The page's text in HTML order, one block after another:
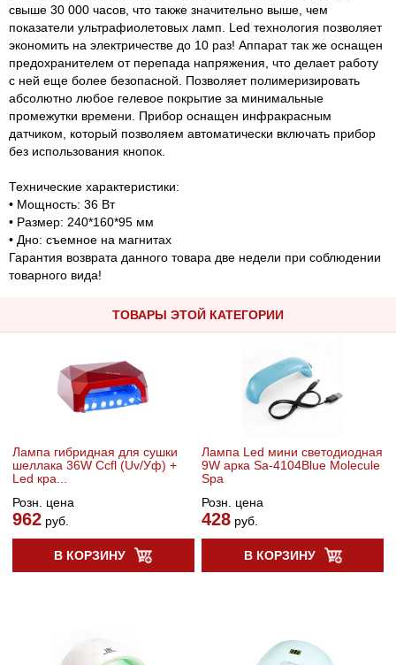
свыше 30 000 часов, что также значительно выше, чем
показатели ультрафиолетовых ламп. Led технология позволяет
экономить на электричестве до 10 раз! Аппарат так же оснащен
предохранителем от перепада напряжения, что делает работу
с ней еще более безопасной. Позволяет полимеризировать
абсолютно любое гелевое покрытие за минимальные
промежутки времени. Прибор оснащен инфракрасным
датчиком, который позволяем автоматически включать прибор
без использования кнопок.
Технические характеристики:
• Мощность: 36 Вт
• Размер: 240*160*95 мм
• Дно: съемное на магнитах
Гарантия возврата данного товара две недели при соблюдении
товарного вида!
ТОВАРЫ ЭТОЙ КАТЕГОРИИ
Лампа гибридная для сушки
шеллака 36W Ccfl (Uv/Уф) +
Led кра...
Розн. цена
962руб.
В КОРЗИНУ
Лампа Led мини светодиодная
9W арка Sa-4104Blue Molecule
Spa
Розн. цена
428 руб.
В КОРЗИНУ